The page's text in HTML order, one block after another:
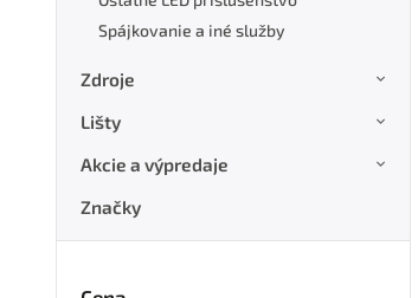
Spájkovanie a iné služby
Zdroje
Lišty
Akcie a výpredaje
Značky